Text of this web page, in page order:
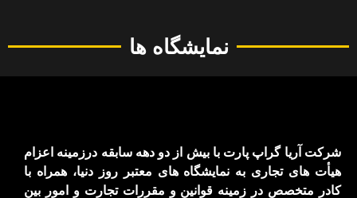
نمایشگاه ها
شرکت آریا گراپ پارت با بیش از دو دهه سابقه درزمینه اعزام
هیأت های تجاری به نمایشگاه های معتبر روز دنیا، همراه با
کادر متخصص در زمینه قوانین و مقررات تجارت و امور بین